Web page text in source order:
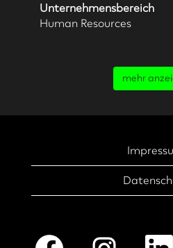
Unternehmensbereich
Human Resources
vollständig
anzuzeigen.
mehr
W
W
W